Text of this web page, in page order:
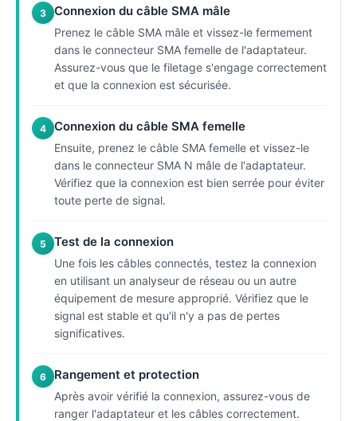
3 Connexion du câble SMA mâle
Prenez le câble SMA mâle et vissez-le fermement
dans le connecteur SMA femelle de l'adaptateur.
Assurez-vous que le filetage s'engage correctement
et que la connexion est sécurisée.
4 Connexion du câble SMA femelle
Ensuite, prenez le câble SMA femelle et vissez-le
dans le connecteur SMA N mâle de l'adaptateur.
Vérifiez que la connexion est bien serrée pour éviter
toute perte de signal.
5 Test de la connexion
Une fois les câbles connectés, testez la connexion
en utilisant un analyseur de réseau ou un autre
équipement de mesure approprié. Vérifiez que le
signal est stable et qu'il n'y a pas de pertes
significatives.
6 Rangement et protection
Après avoir vérifié la connexion, assurez-vous de
ranger l'adaptateur et les câbles correctement.